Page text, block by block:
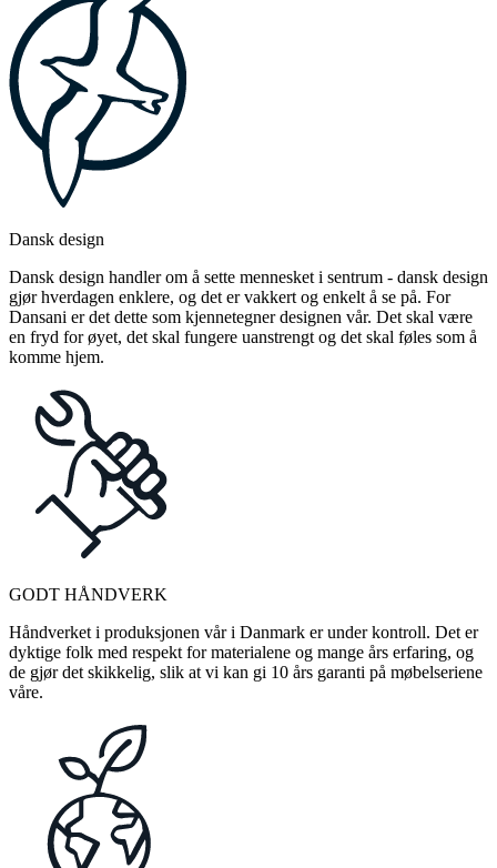
Dansk design
Dansk design handler om å sette mennesket i sentrum - dansk design
gjør hverdagen enklere, og det er vakkert og enkelt å se på. For
Dansani er det dette som kjennetegner designen vår. Det skal være
en fryd for øyet, det skal fungere uanstrengt og det skal føles som å
komme hjem.
GODT HÅNDVERK
Håndverket i produksjonen vår i Danmark er under kontroll. Det er
dyktige folk med respekt for materialene og mange års erfaring, og
de gjør det skikkelig, slik at vi kan gi 10 års garanti på møbelseriene
våre.